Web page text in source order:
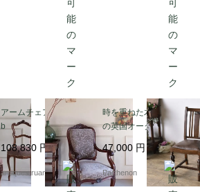
アームチェア Fc1005
b
108,830 円
antiques ruan
時を重ねた木肌が魅力
の英国オークダイニン
グチェア【ds57-1】
47,000 円
Parthenon